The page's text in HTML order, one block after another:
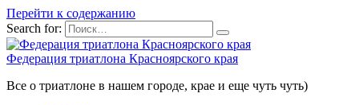
Перейти к содержанию
Search for:
Федерация триатлона Красноярского края
Все о триатлоне в нашем городе, крае и еще чуть чуть)